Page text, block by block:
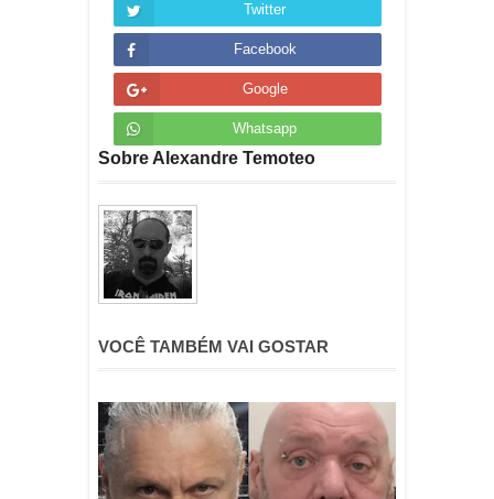
Twitter
Facebook
Google
Whatsapp
Sobre Alexandre Temoteo
VOCÊ TAMBÉM VAI GOSTAR